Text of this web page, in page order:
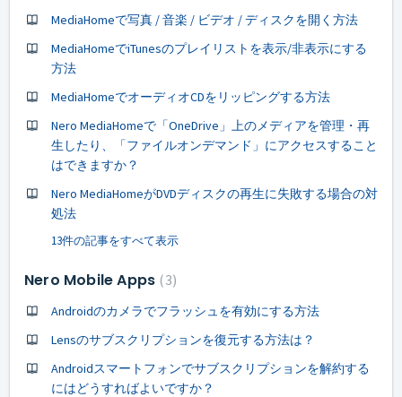
MediaHomeで写真 / 音楽 / ビデオ / ディスクを開く方法
MediaHomeでiTunesのプレイリストを表示/非表示にする
方法
MediaHomeでオーディオCDをリッピングする方法
Nero MediaHomeで「OneDrive」上のメディアを管理・再
生したり、「ファイルオンデマンド」にアクセスすること
はできますか？
Nero MediaHomeがDVDディスクの再生に失敗する場合の対
処法
13件の記事をすべて表示
Nero Mobile Apps 3
Androidのカメラでフラッシュを有効にする方法
Lensのサブスクリプションを復元する方法は？
Androidスマートフォンでサブスクリプションを解約する
にはどうすればよいですか？